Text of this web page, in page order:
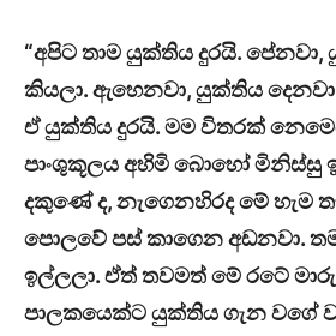
“අපිට තාම යුක්තිය දුරයි.
කියලා. ඇහෙනවා, යුක්තිය
ඒ යුක්තිය දුරයි. මම විතරක්
පාංශුකූලය අහිමි බොහෝ මිනිස්සු
දකුණේ ද, නැගෙනහිරද මේ හැම
පොලවේ පස් කාගෙන අඩනවා.
ඉල්ලලා. ඒත් තවමත් මේ රටේ
පාලකයෙක්ට යුක්තිය ගැන වගේ